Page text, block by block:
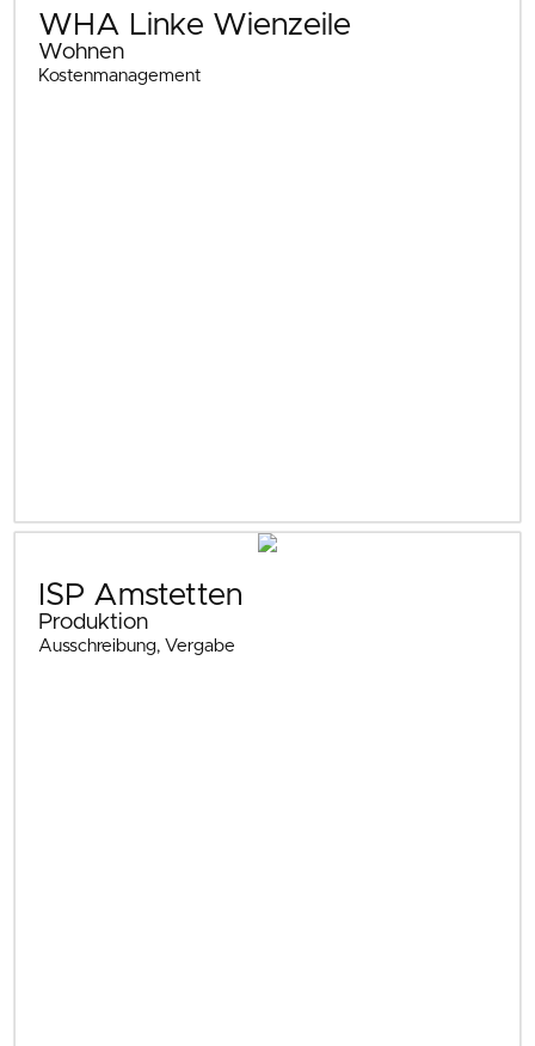
WHA Linke Wienzeile
Wohnen
Kostenmanagement
ISP Amstetten
Produktion
Ausschreibung, Vergabe